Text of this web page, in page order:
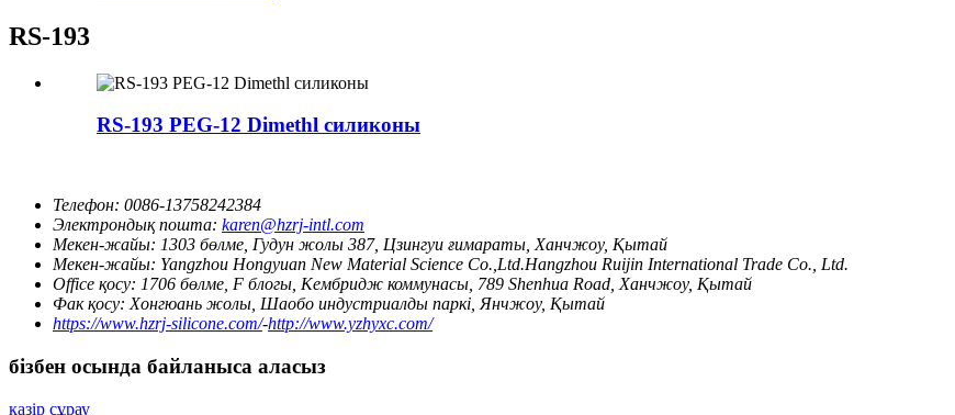
RS-193
RS-193 PEG-12 Dimethl силиконы
Телефон: 0086-13758242384
Электрондық пошта: karen@hzrj-intl.com
Мекен-жайы: 1303 бөлме, Гудун жолы 387, Цзингуи ғимараты, Ханчжоу, Қытай
Мекен-жайы: Yangzhou Hongyuan New Material Science Co.,Ltd.Hangzhou Ruijin International Trade Co., Ltd.
Office қосу: 1706 бөлме, F блогы, Кембридж коммунасы, 789 Shenhua Road, Ханчжоу, Қытай
Фак қосу: Хонгюань жолы, Шаобо индустриалды паркі, Янчжоу, Қытай
https://www.hzrj-silicone.com/-http://www.yzhyxc.com/
бізбен осында байланыса аласыз
қазір сұрау